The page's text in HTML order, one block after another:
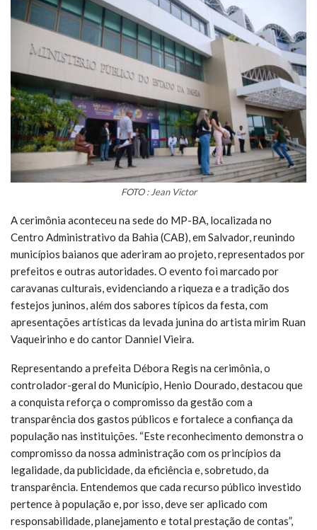
FOTO : Jean Victor
A cerimônia aconteceu na sede do MP-BA, localizada no
Centro Administrativo da Bahia (CAB), em Salvador, reunindo
municípios baianos que aderiram ao projeto, representados por
prefeitos e outras autoridades. O evento foi marcado por
caravanas culturais, evidenciando a riqueza e a tradição dos
festejos juninos, além dos sabores típicos da festa, com
apresentações artísticas da levada junina do artista mirim Ruan
Vaqueirinho e do cantor Danniel Vieira.
Representando a prefeita Débora Regis na cerimônia, o
controlador-geral do Município, Henio Dourado, destacou que
a conquista reforça o compromisso da gestão com a
transparência dos gastos públicos e fortalece a confiança da
população nas instituições. “Este reconhecimento demonstra o
compromisso da nossa administração com os princípios da
legalidade, da publicidade, da eficiência e, sobretudo, da
transparência. Entendemos que cada recurso público investido
pertence à população e, por isso, deve ser aplicado com
responsabilidade, planejamento e total prestação de contas”,